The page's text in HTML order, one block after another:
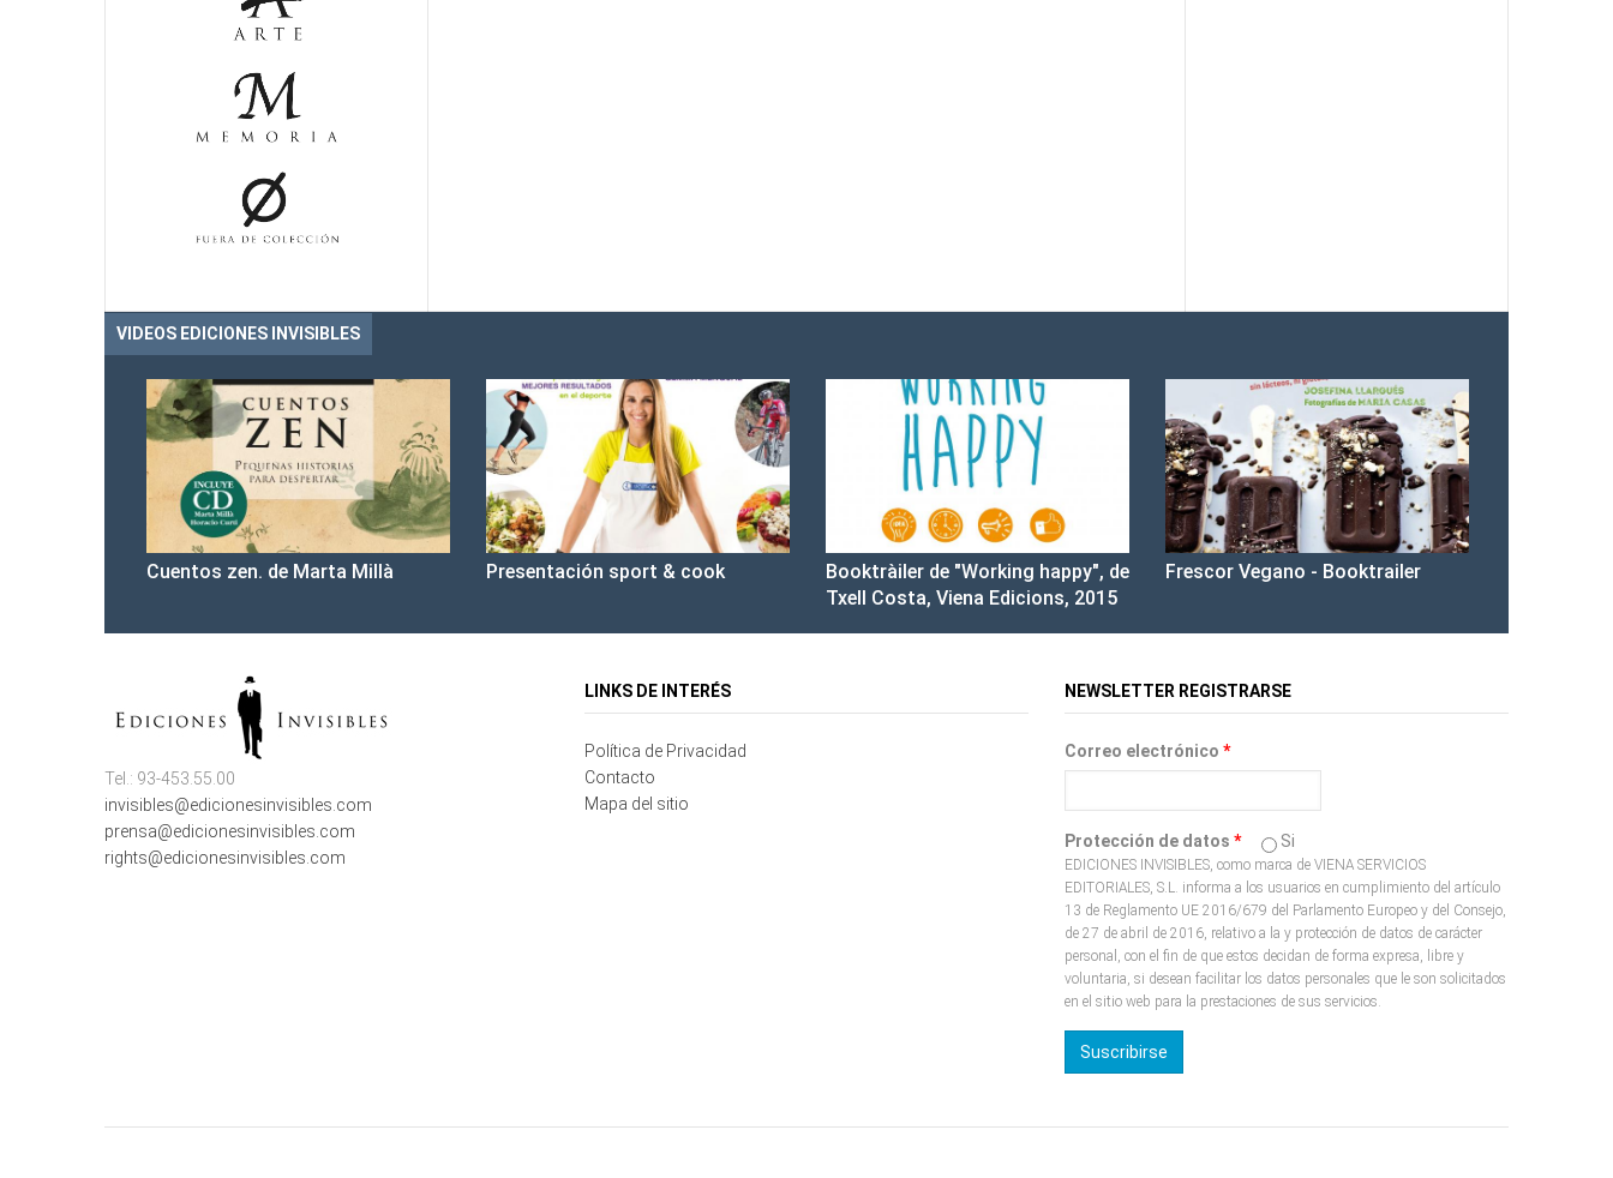
VIDEOS EDICIONES INVISIBLES
Cuentos zen. de Marta Millà Presentación sport & cook
Booktràiler de "Working happy", de
Txell Costa, Viena Edicions, 2015
Frescor Vegano - Booktrailer
Tel.: 93-453.55.00
invisibles@edicionesinvisibles.com
prensa@edicionesinvisibles.com
rights@edicionesinvisibles.com
LINKS DE INTERÉS
Política de Privacidad
Contacto
Mapa del sitio
NEWSLETTER REGISTRARSE
Correo electrónico *
Protección de datos * Si
EDICIONES INVISIBLES, como marca de VIENA SERVICIOS
EDITORIALES, S.L. informa a los usuarios en cumplimiento del artículo
13 de Reglamento UE 2016/679 del Parlamento Europeo y del Consejo,
de 27 de abril de 2016, relativo a la y protección de datos de carácter
personal, con el fin de que estos decidan de forma expresa, libre y
voluntaria, si desean facilitar los datos personales que le son solicitados
en el sitio web para la prestaciones de sus servicios.